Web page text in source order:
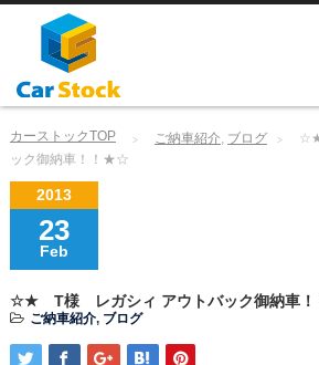
カーストックTOP ご納車紹介 ブログ
ック御納車！！★☆
2013
23
Feb
☆★ T様 レガシィ アウトバック御納車
ご納車紹介, ブログ